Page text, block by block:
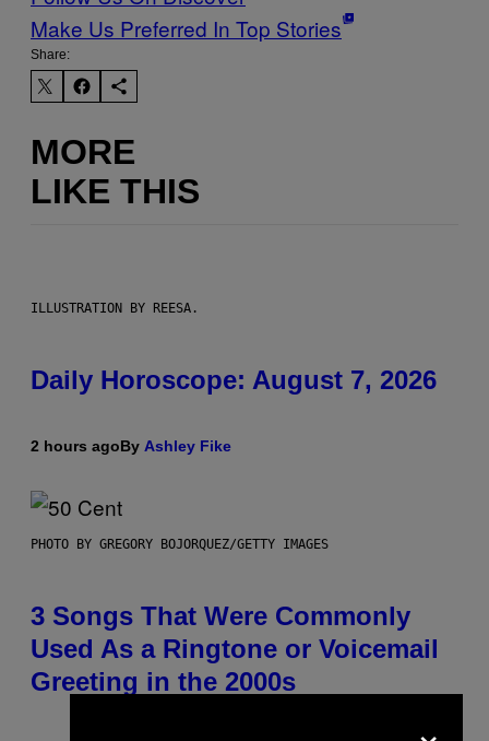
Make Us Preferred In Top Stories
Share:
MORE
LIKE THIS
ILLUSTRATION BY REESA.
Daily Horoscope: August 7, 2026
2 hours agoBy Ashley Fike
PHOTO BY GREGORY BOJORQUEZ/GETTY IMAGES
3 Songs That Were Commonly
Used As a Ringtone or Voicemail
Greeting in the 2000s